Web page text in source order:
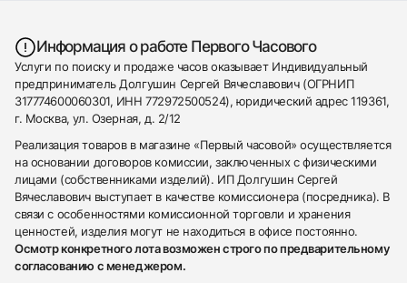
Информация о работе Первого Часового
Услуги по поиску и продаже часов оказывает Индивидуальный
предприниматель Долгушин Сергей Вячеславович (ОГРНИП
317774600060301, ИНН 772972500524), юридический адрес 119361,
г. Москва, ул. Озерная, д. 2/12
Реализация товаров в магазине «Первый часовой» осуществляется
на основании договоров комиссии, заключенных с физическими
лицами (собственниками изделий). ИП Долгушин Сергей
Вячеславович выступает в качестве комиссионера (посредника). В
связи с особенностями комиссионной торговли и хранения
ценностей, изделия могут не находиться в офисе постоянно.
Осмотр конкретного лота возможен строго по предварительному
согласованию с менеджером.